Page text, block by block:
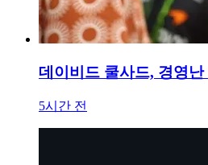
데이비드 쿨사드, 경영
5시간 전